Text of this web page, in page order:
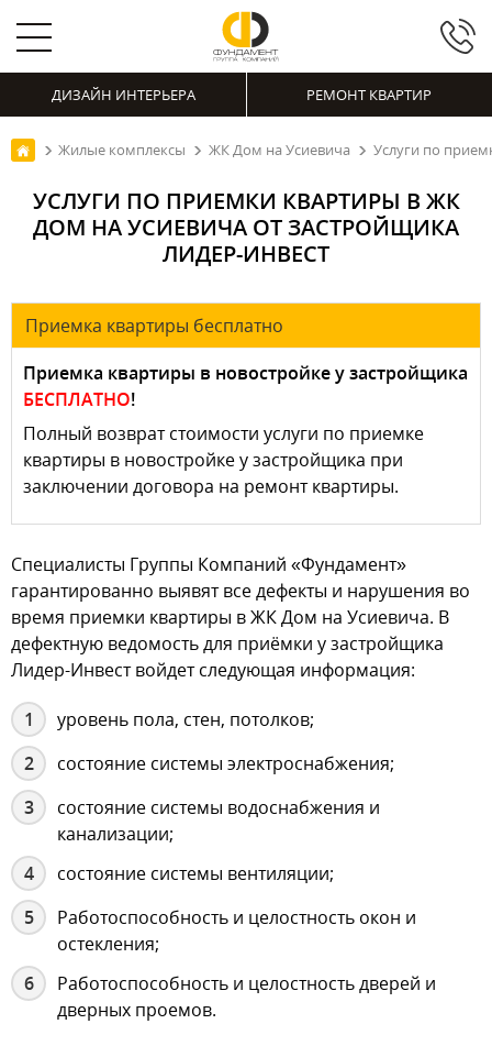
ДИЗАЙН ИНТЕРЬЕРА РЕМОНТ КВАРТИР
Жилые комплексы ЖК Дом на Усиевича Услуги по
УСЛУГИ ПО ПРИЕМКИ КВАРТИРЫ В ЖК
ДОМ НА УСИЕВИЧА ОТ ЗАСТРОЙЩИКА
ЛИДЕР-ИНВЕСТ
Приемка квартиры бесплатно
Приемка квартиры в новостройке у застройщика
БЕСПЛАТНО!
Полный возврат стоимости услуги по приемке
квартиры в новостройке у застройщика при
заключении договора на ремонт квартиры.
Специалисты Группы Компаний «Фундамент»
гарантированно выявят все дефекты и нарушения во
время приемки квартиры в ЖК Дом на Усиевича. В
дефектную ведомость для приёмки у застройщика
Лидер-Инвест войдет следующая информация:
уровень пола, стен, потолков;
состояние системы электроснабжения;
состояние системы водоснабжения и
канализации;
состояние системы вентиляции;
Работоспособность и целостность окон и
остекления;
Работоспособность и целостность дверей и
дверных проемов.